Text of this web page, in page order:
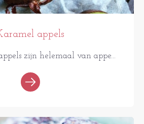
appels
zijn helemaal van appe...